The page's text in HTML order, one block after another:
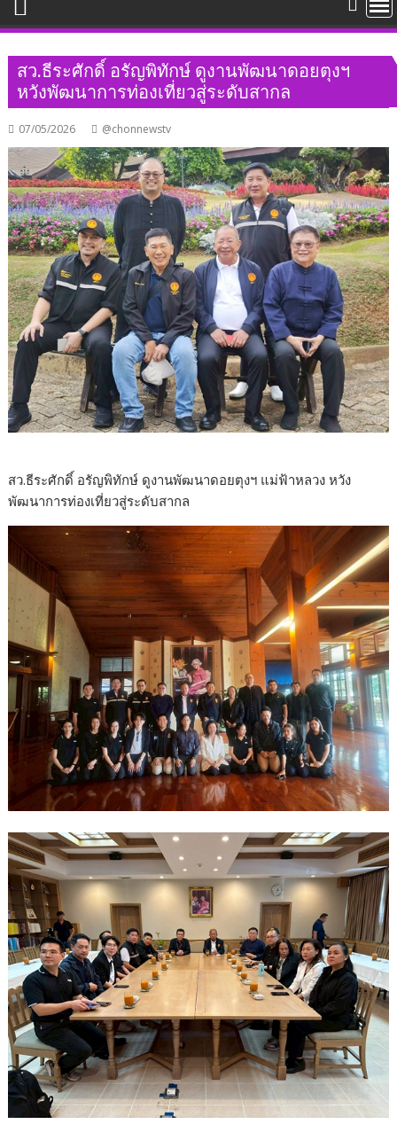
สว.ธีระศักดิ์ อรัญพิทักษ์ ดูงานพัฒนาดอยตุงฯ
หวังพัฒนาการท่องเที่ยวสู่ระดับสากล
07/05/2026 @chonnewstv
สว.ธีระศักดิ์ อรัญพิทักษ์ ดูงานพัฒนาดอยตุงฯ แม่ฟ้าหลวง หวัง
พัฒนาการท่องเที่ยวสู่ระดับสากล